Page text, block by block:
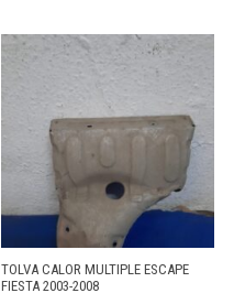
TOLVA CALOR MULTIPLE ESCAPE
FIESTA 2003-2008